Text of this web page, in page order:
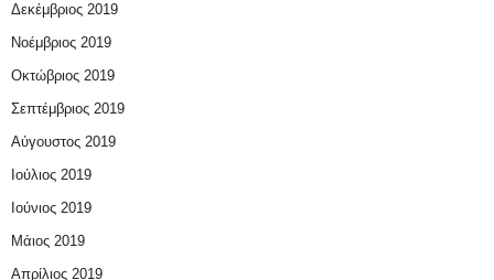
Δεκέμβριος 2019
Νοέμβριος 2019
Οκτώβριος 2019
Σεπτέμβριος 2019
Αύγουστος 2019
Ιούλιος 2019
Ιούνιος 2019
Μάιος 2019
Απρίλιος 2019